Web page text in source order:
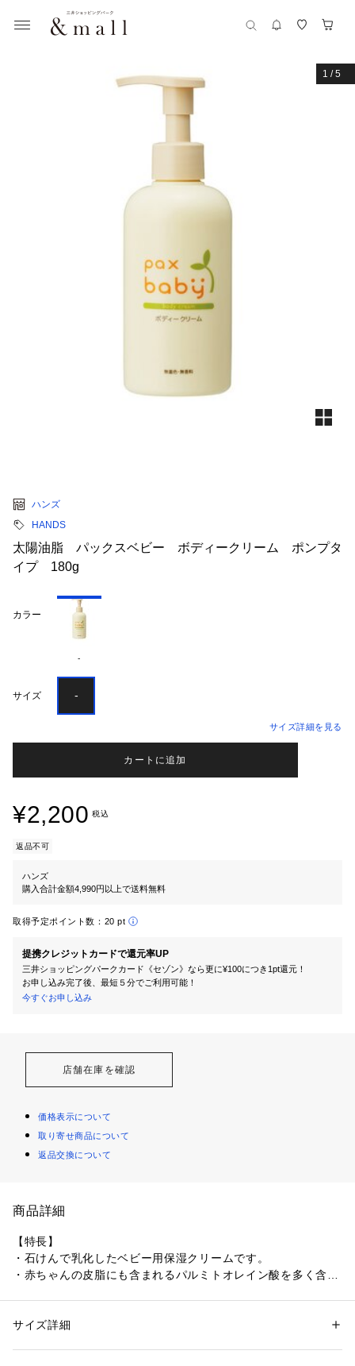
1 /5
ハンズ
HANDS
太陽油脂 パックスベビー ボディークリーム ポンプタ
イプ 180g
カラー
-
サイズ -
サイズ詳細を見る
カートに追加
¥2,200 税込
返品不可
ハンズ
購入合計金額4,990円以上で送料無料
取得予定ポイント数： 20 pt
提携クレジットカードで還元率UP
三井ショッピングパークカード《セゾン》なら更に¥100につき1pt還元！
お申し込み完了後、最短５分でご利用可能！
今すぐお申し込み
店舗在庫を確認
価格表示について
取り寄せ商品について
返品交換について
商品詳細
【特長】
・石けんで乳化したベビー用保湿クリームです。
・赤ちゃんの皮脂にも含まれるパルミトオレイン酸を多く含む
・無着色・無香料・アルコールフリー※・石油由来原料不使用
性別：レディース
サイズ詳細